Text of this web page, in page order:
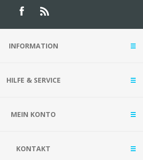
INFORMATION
HILFE & SERVICE
MEIN KONTO
KONTAKT